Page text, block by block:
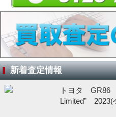
新着査定情報
トヨタ GR86
Limited” 2023(